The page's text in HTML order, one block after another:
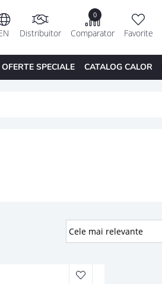
Favorite
0
Comparator
Distribuitor
OFERTE SPECIALE CATALOG CALOR